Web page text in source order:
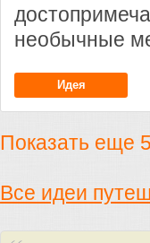
необычные
Идея
Показать еще
Все идеи